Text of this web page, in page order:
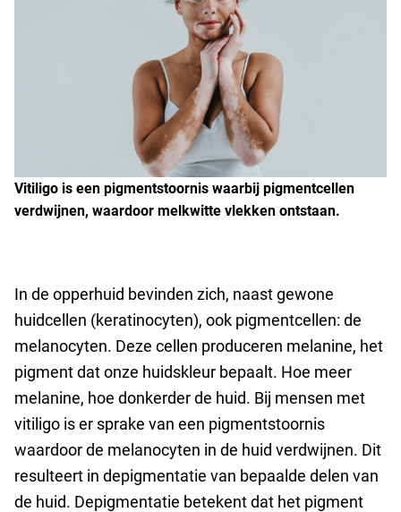
Vitiligo is een pigmentstoornis waarbij pigmentcellen
verdwijnen, waardoor melkwitte vlekken ontstaan.
In de opperhuid bevinden zich, naast gewone
huidcellen (keratinocyten), ook pigmentcellen: de
melanocyten. Deze cellen produceren melanine, het
pigment dat onze huidskleur bepaalt. Hoe meer
melanine, hoe donkerder de huid. Bij mensen met
vitiligo is er sprake van een pigmentstoornis
waardoor de melanocyten in de huid verdwijnen. Dit
resulteert in depigmentatie van bepaalde delen van
de huid. Depigmentatie betekent dat het pigment